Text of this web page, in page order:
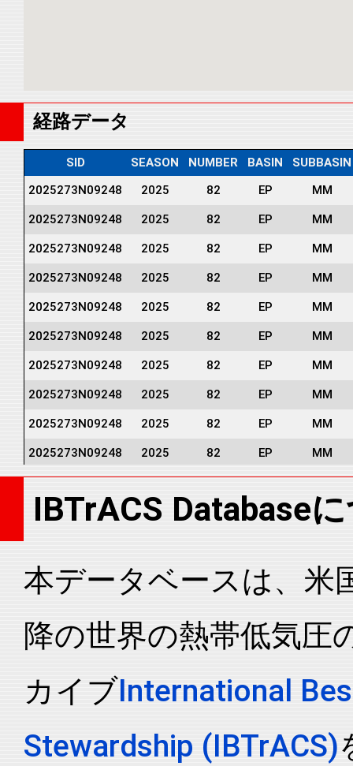
経路データ
SID SEASON NUMBER BASIN
SUBBASIN
2025273N09248
2025 82 EP MM
2025273N09248 2025 82 EP MM
2025273N09248 2025 82 EP MM
2025273N09248 2025 82 EP MM
2025273N09248 2025 82 EP MM
2025273N09248 2025 82 EP MM
2025273N09248 2025 82 EP MM
2025273N09248 2025 82 EP MM
2025273N09248 2025 82 EP MM
2025273N09248 2025 82 EP MM
2025273N09248 2025 82 EP MM
2025273N09248 2025 82 EP MM
2025273N09248 2025 82 EP MM
2025273N09248 EP MM
2025273N09248 2025 82 EP MM
2025273N09248 2025 82 EP MM
2025273N09248 2025 82 EP MM
IBTrACS Database
本データベースは、米
降の世界の熱帯低気圧
カイブInternational
Stewardship (IBTrACS)